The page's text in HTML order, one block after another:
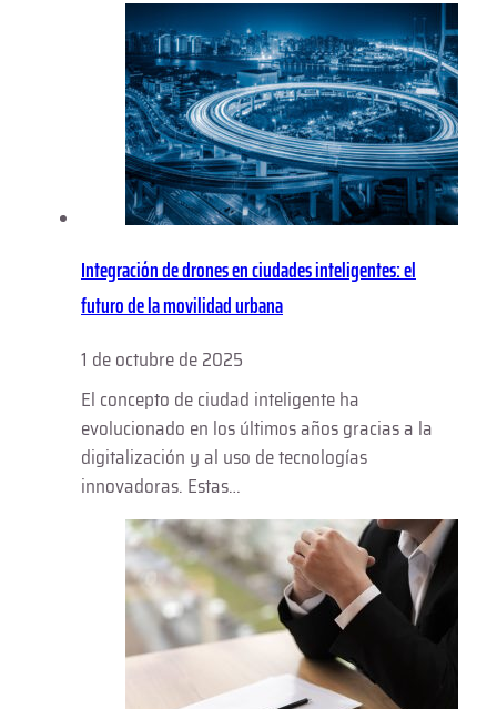
Integración de drones en ciudades inteligentes: el
futuro de la movilidad urbana
1 de octubre de 2025
El concepto de ciudad inteligente ha
evolucionado en los últimos años gracias a la
digitalización y al uso de tecnologías
innovadoras. Estas…